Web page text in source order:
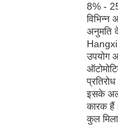
8% -
अनुमति
Hangxi
उपयोग
इसके
कारक
कुल